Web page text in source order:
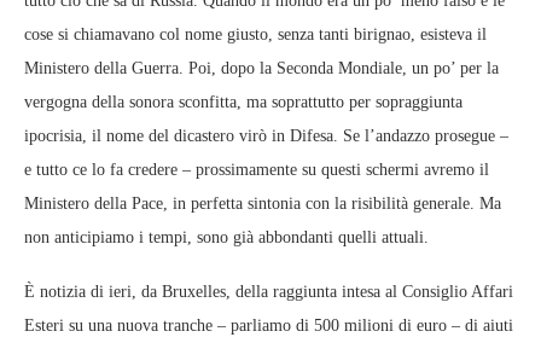
cose si chiamavano col nome giusto, senza tanti birignao, esisteva il
Ministero della Guerra. Poi, dopo la Seconda Mondiale, un po’ per la
vergogna della sonora sconfitta, ma soprattutto per sopraggiunta
ipocrisia, il nome del dicastero virò in Difesa. Se l’andazzo prosegue –
e tutto ce lo fa credere – prossimamente su questi schermi avremo il
Ministero della Pace, in perfetta sintonia con la risibilità generale. Ma
non anticipiamo i tempi, sono già abbondanti quelli attuali.
È notizia di ieri, da Bruxelles, della raggiunta intesa al Consiglio Affari
Esteri su una nuova tranche – parliamo di 500 milioni di euro – di aiuti